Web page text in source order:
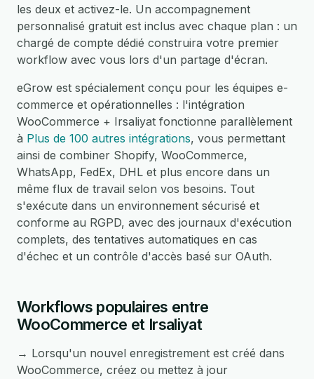
les deux et activez-le. Un accompagnement
personnalisé gratuit est inclus avec chaque plan : un
chargé de compte dédié construira votre premier
workflow avec vous lors d'un partage d'écran.
eGrow est spécialement conçu pour les équipes e-
commerce et opérationnelles : l'intégration
WooCommerce + Irsaliyat fonctionne parallèlement
à Plus de 100 autres intégrations, vous permettant
ainsi de combiner Shopify, WooCommerce,
WhatsApp, FedEx, DHL et plus encore dans un
même flux de travail selon vos besoins. Tout
s'exécute dans un environnement sécurisé et
conforme au RGPD, avec des journaux d'exécution
complets, des tentatives automatiques en cas
d'échec et un contrôle d'accès basé sur OAuth.
Workflows populaires entre
WooCommerce et Irsaliyat
→ Lorsqu'un nouvel enregistrement est créé dans
WooCommerce, créez ou mettez à jour